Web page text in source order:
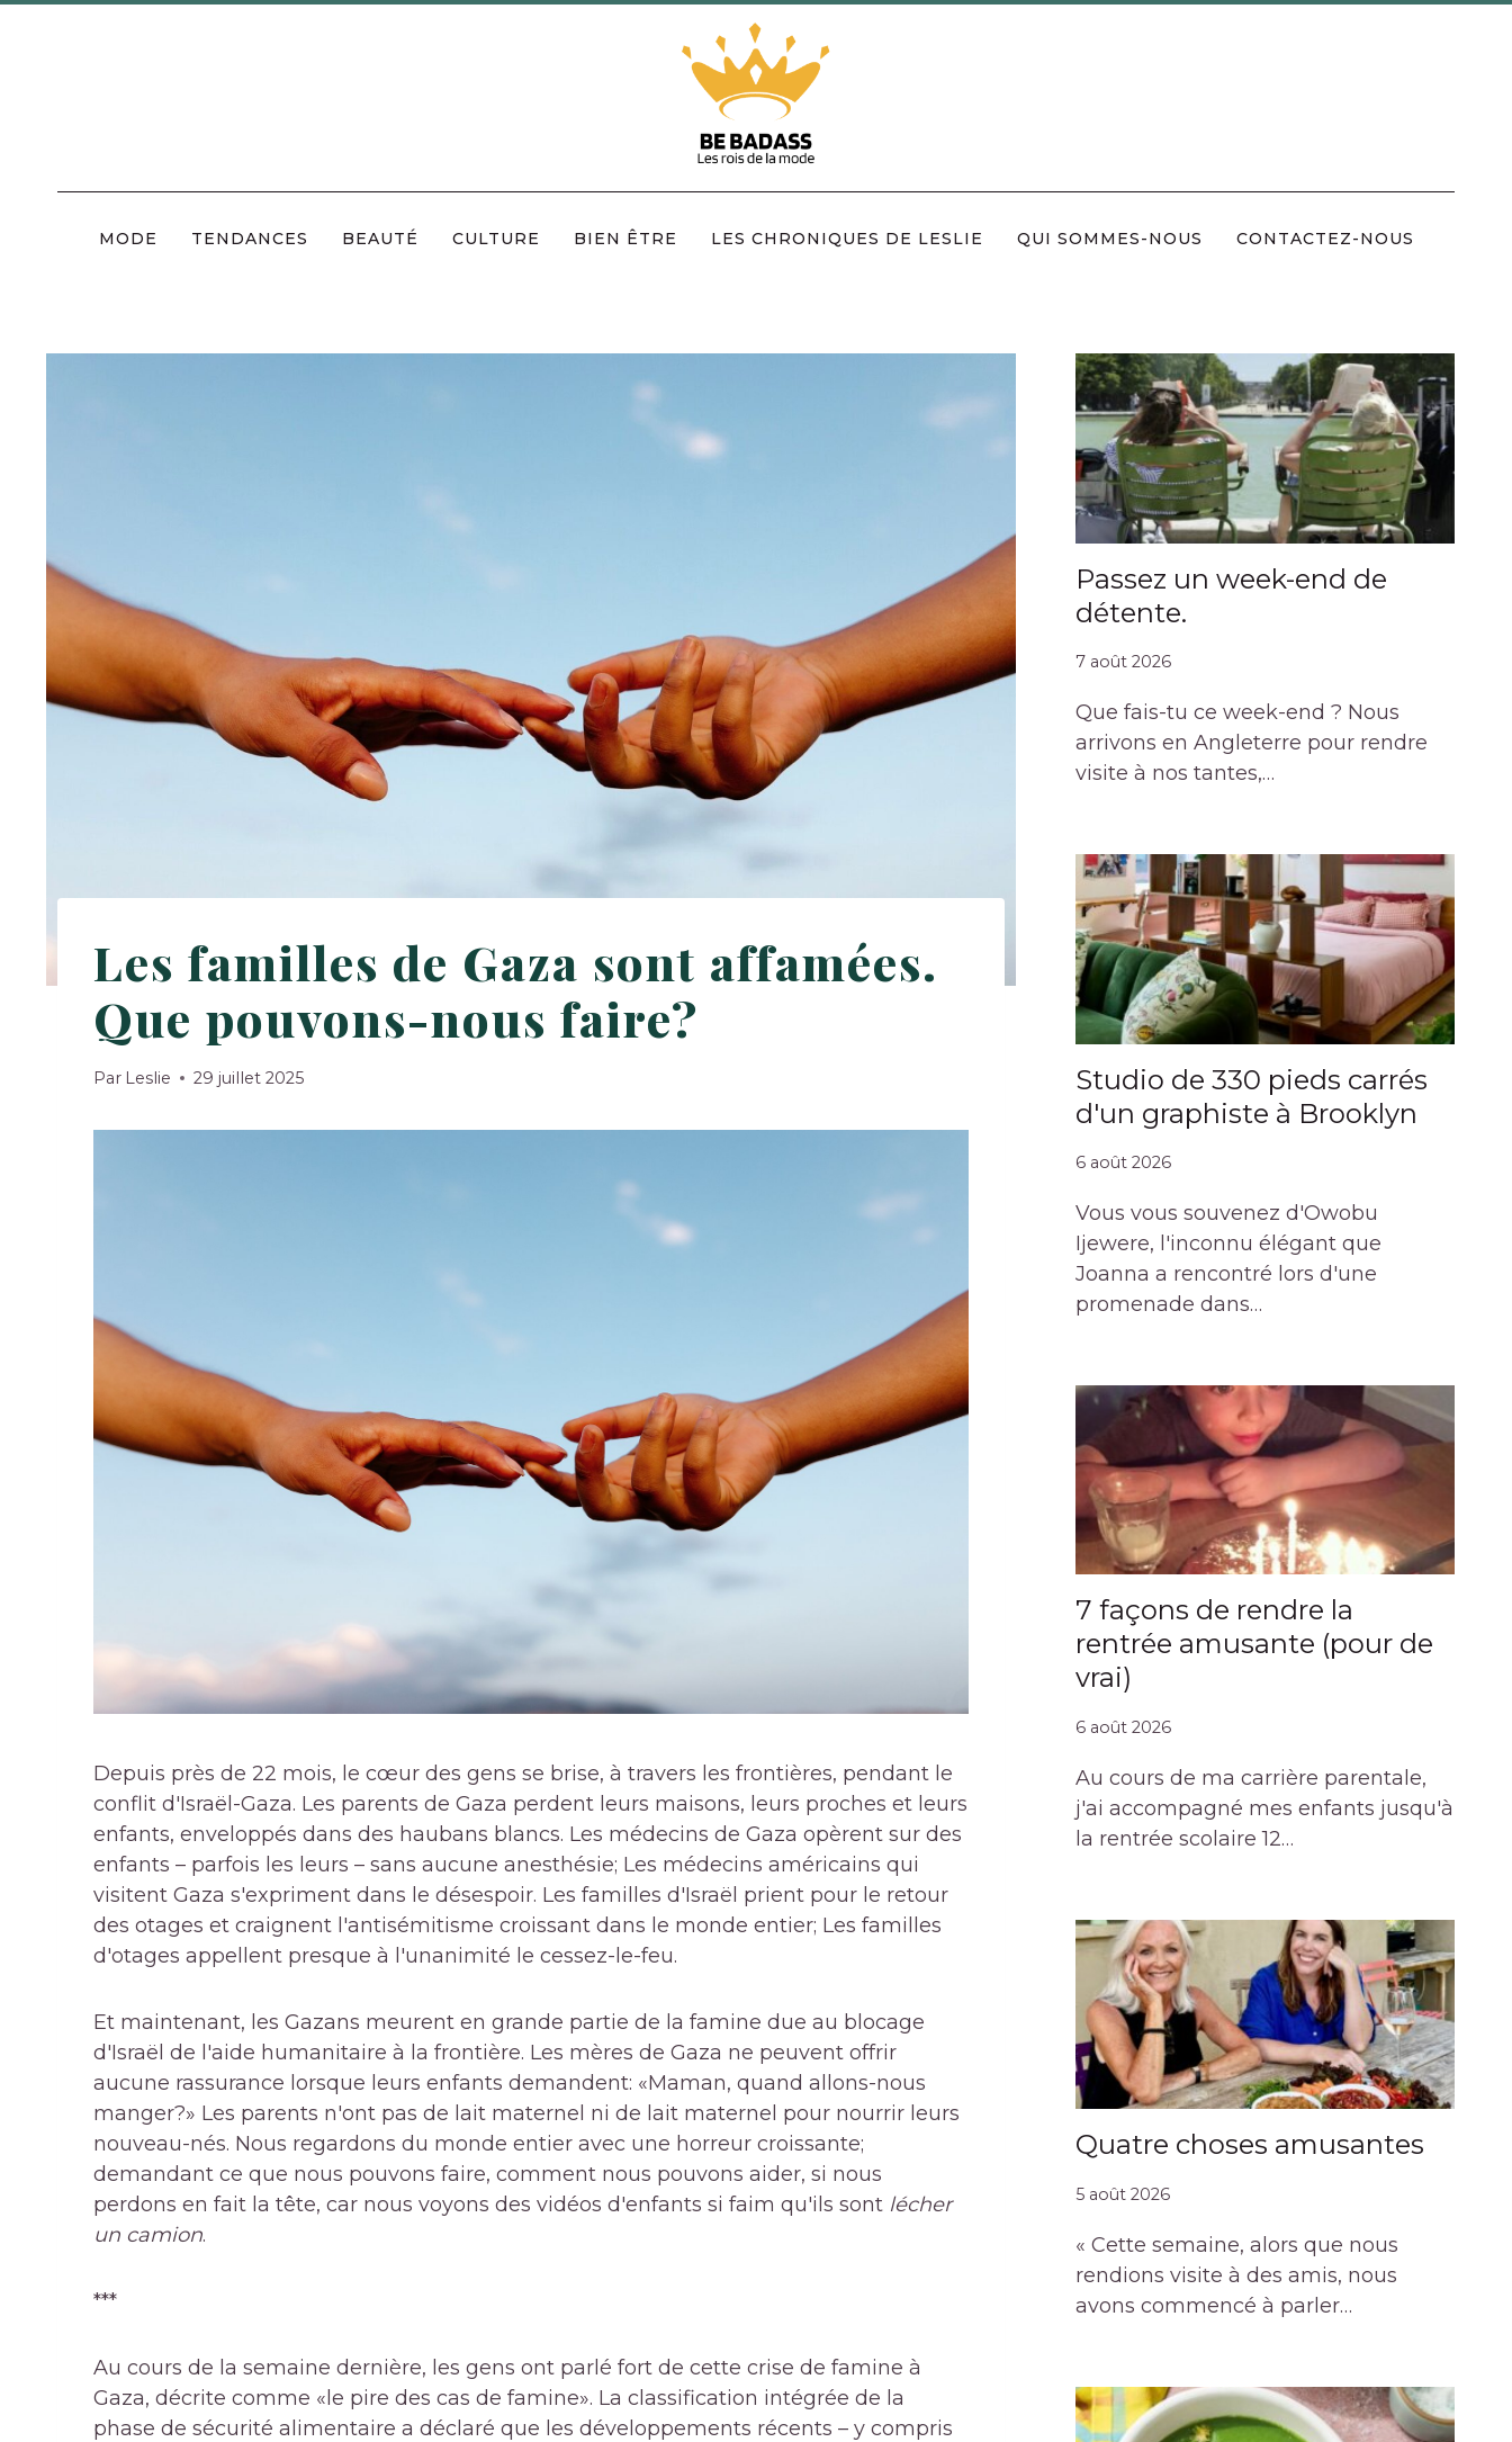
MODE TENDANCES BEAUTÉ CULTURE BIEN ÊTRE LES CHRONIQUES DE LESLIE QUI SOMMES-NOUS CONTACTEZ-NOUS
Les familles de Gaza sont affamées.
Que pouvons-nous faire?
Par Leslie 29 juillet 2025
Depuis près de 22 mois, le cœur des gens se brise, à travers les frontières, pendant le
conflit d'Israël-Gaza. Les parents de Gaza perdent leurs maisons, leurs proches et leurs
enfants, enveloppés dans des haubans blancs. Les médecins de Gaza opèrent sur des
enfants – parfois les leurs – sans aucune anesthésie; Les médecins américains qui
visitent Gaza s'expriment dans le désespoir. Les familles d'Israël prient pour le retour
des otages et craignent l'antisémitisme croissant dans le monde entier; Les familles
d'otages appellent presque à l'unanimité le cessez-le-feu.
Et maintenant, les Gazans meurent en grande partie de la famine due au blocage
d'Israël de l'aide humanitaire à la frontière. Les mères de Gaza ne peuvent offrir
aucune rassurance lorsque leurs enfants demandent: «Maman, quand allons-nous
manger?» Les parents n'ont pas de lait maternel ni de lait maternel pour nourrir leurs
nouveau-nés. Nous regardons du monde entier avec une horreur croissante;
demandant ce que nous pouvons faire, comment nous pouvons aider, si nous
perdons en fait la tête, car nous voyons des vidéos d'enfants si faim qu'ils sont lécher
un camion.
***
Au cours de la semaine dernière, les gens ont parlé fort de cette crise de famine à
Gaza, décrite comme «le pire des cas de famine». La classification intégrée de la
phase de sécurité alimentaire a déclaré que les développements récents – y compris
Passez un week-end de
détente.
7 août 2026
Que fais-tu ce week-end ? Nous
arrivons en Angleterre pour rendre
visite à nos tantes,…
Studio de 330 pieds carrés
d'un graphiste à Brooklyn
6 août 2026
Vous vous souvenez d'Owobu
Ijewere, l'inconnu élégant que
Joanna a rencontré lors d'une
promenade dans…
7 façons de rendre la
rentrée amusante (pour de
vrai)
6 août 2026
Au cours de ma carrière parentale,
j'ai accompagné mes enfants jusqu'à
la rentrée scolaire 12…
Quatre choses amusantes
5 août 2026
« Cette semaine, alors que nous
rendions visite à des amis, nous
avons commencé à parler…